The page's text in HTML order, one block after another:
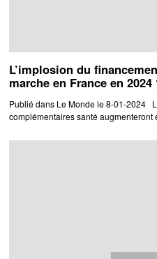
L’implosion du
marche en France en 2024
Publié dans Le Monde le 8-01-2024
complémentaires santé augmenteront